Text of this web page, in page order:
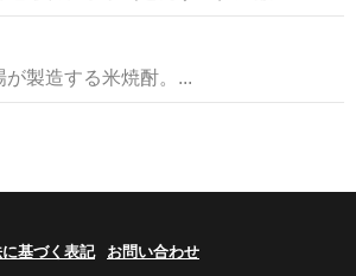
製造する米焼酎。...
基づく表記 お問い合わせ